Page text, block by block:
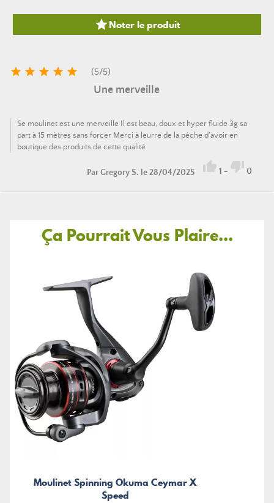
Noter le produit
     (5/5)
Une merveille
Se moulinet est une merveille Il est beau, doux et hyper fluide 3g sa
part à 15 mètres sans forcer Merci à leurre de la pêche d’avoir en
boutique des produits de cette qualité
ParGregory S. le 28/04/2025  1 -  0
Ça Pourrait Vous Plaire...
Moulinet Spinning Okuma Ceymar X
Speed